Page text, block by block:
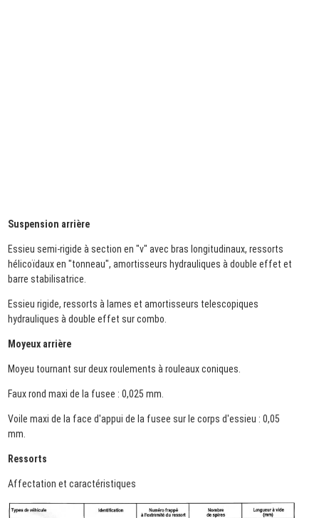
Suspension arrière
Essieu semi-rigide à section en "v" avec bras longitudinaux, ressorts
hélicoïdaux en "tonneau", amortisseurs hydrauliques à double effet et
barre stabilisatrice.
Essieu rigide, ressorts à lames et amortisseurs telescopiques
hydrauliques à double effet sur combo.
Moyeux arrière
Moyeu tournant sur deux roulements à rouleaux coniques.
Faux rond maxi de la fusee : 0,025 mm.
Voile maxi de la face d'appui de la fusee sur le corps d'essieu : 0,05
mm.
Ressorts
Affectation et caractéristiques